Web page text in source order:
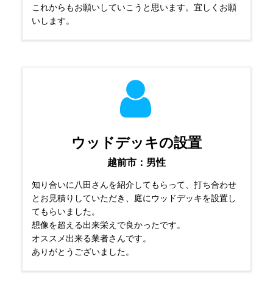
これからもお願いしていこうと思います。宜しくお願
いします。
ウッドデッキの設置
越前市：男性
知り合いに八田さんを紹介してもらって、打ち合わせ
とお見積りしていただき、庭にウッドデッキを設置し
てもらいました。
想像を超える出来栄えで良かったです。
オススメ出来る業者さんです。
ありがとうございました。